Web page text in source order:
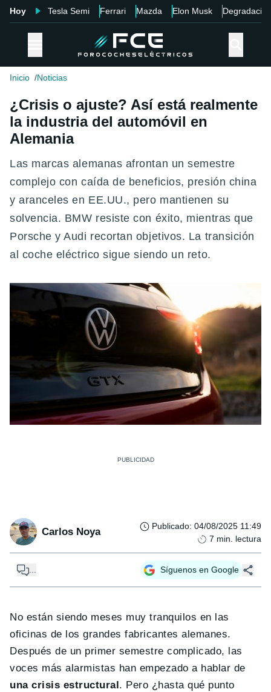
Hoy Tesla Semi Ferrari Mazda Elon Musk Degradación
Inicio Noticias
¿Crisis o ajuste? Así está realmente
la industria del automóvil en
Alemania
Las marcas alemanas afrontan un semestre
complejo con caída de beneficios, presión china
y aranceles en EE.UU., pero mantienen su
solvencia. BMW resiste con éxito, mientras que
Porsche y Audi recortan objetivos. La transición
al coche eléctrico sigue siendo un reto.
Carlos Noya Publicado: 04/08/2025 11:49
7 min. lectura
... Síguenos en Google
No están siendo meses muy tranquilos en las
oficinas de los grandes fabricantes alemanes.
Después de un primer semestre complicado, las
voces más alarmistas han empezado a hablar de
una crisis estructural . Pero ¿hasta qué punto